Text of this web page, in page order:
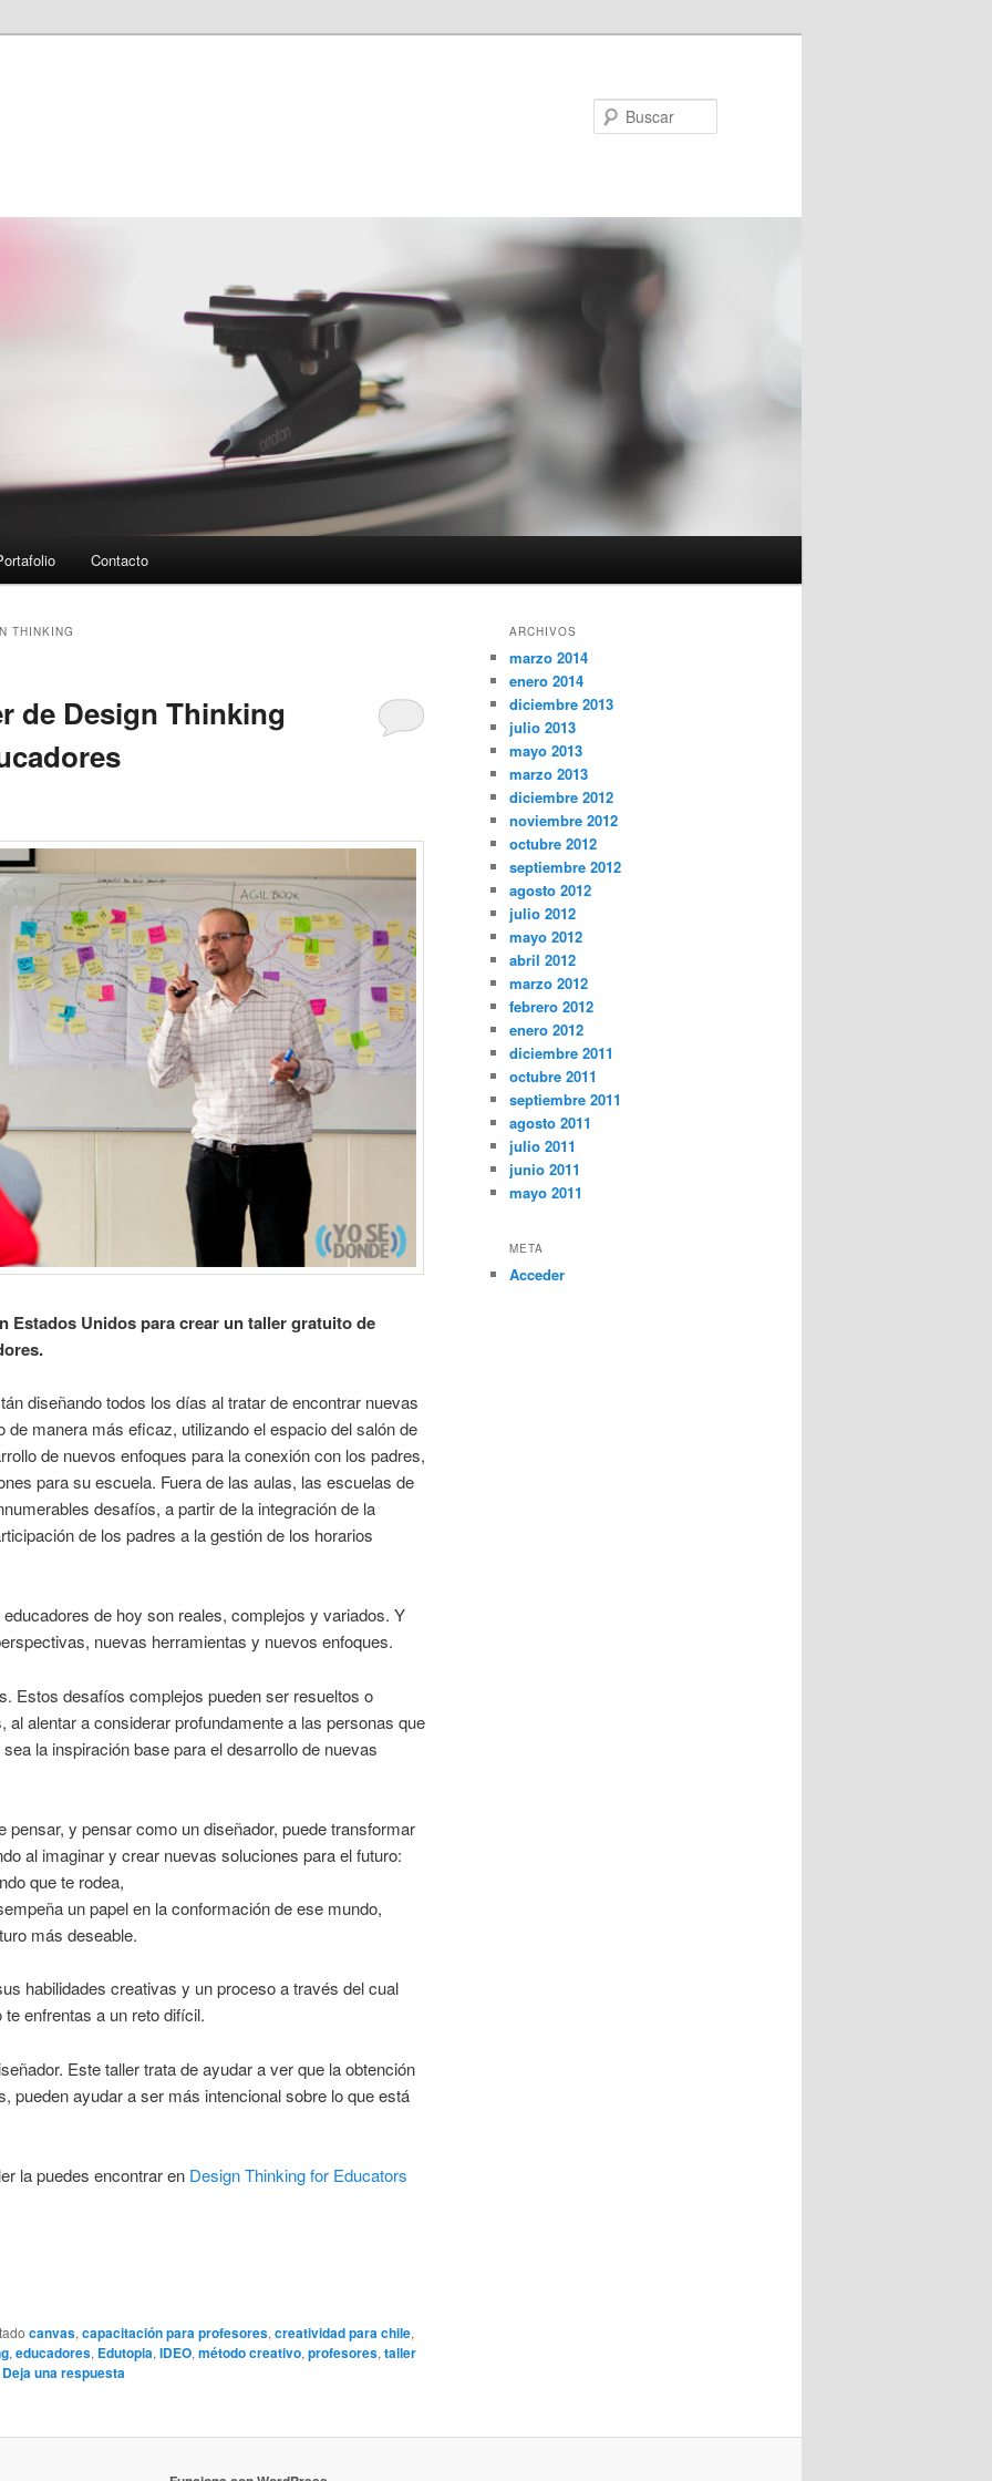
Contacto
THINKING
de Design Thinking
Estados Unidos para crear un taller gratuito de
diseñando todos los días al tratar de encontrar nuevas
de manera más eficaz, utilizando el espacio del salón de
de nuevos enfoques para la conexión con los padres,
para su escuela. Fuera de las aulas, las escuelas de
desafíos, a partir de la integración de la
de los padres a la gestión de los horarios
de hoy son reales, complejos y variados. Y
nuevas herramientas y nuevos enfoques.
Estos desafíos complejos pueden ser resueltos o
al alentar a considerar profundamente a las personas que
la inspiración base para el desarrollo de nuevas
pensar, y pensar como un diseñador, puede transformar
al imaginar y crear nuevas soluciones para el futuro:
que te rodea,
un papel en la conformación de ese mundo,
más deseable.
habilidades creativas y un proceso a través del cual
enfrentas a un reto difícil.
Este taller trata de ayudar a ver que la obtención
pueden ayudar a ser más intencional sobre lo que está
la puedes encontrar en Design Thinking for Educators
canvas, capacitación para profesores, creatividad para chile,
, educadores, Edutopia, IDEO, método creativo, profesores, taller
Deja una respuesta
ARCHIVOS
marzo 2014
enero 2014
diciembre 2013
julio 2013
mayo 2013
marzo 2013
diciembre 2012
noviembre 2012
octubre 2012
septiembre 2012
agosto 2012
julio 2012
mayo 2012
abril 2012
marzo 2012
febrero 2012
enero 2012
diciembre 2011
octubre 2011
septiembre 2011
agosto 2011
julio 2011
junio 2011
mayo 2011
META
Acceder